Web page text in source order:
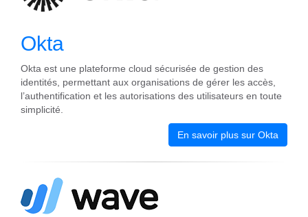
Okta
Okta est une plateforme cloud sécurisée de gestion des
identités, permettant aux organisations de gérer les accès,
l’authentification et les autorisations des utilisateurs en toute
simplicité.
En savoir plus sur Okta